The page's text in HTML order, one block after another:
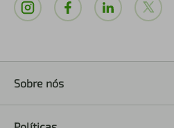
Sobre nós